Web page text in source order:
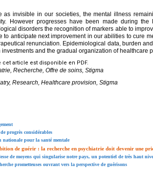
as invisible in our societies, the mental illness
However progresses have been made during
disorders the recognition of markers able to
to anticipate next improvement in our abilities to cure
renunciation. Epidemiological data, burden
and the gradual organization of healthcare
cet article est disponible en PDF.
Recherche, Offre de soins, Stigma
Research, Healthcare provision, Stigma
progrès considérables
nationale pour la santé mentale
de guérir : la recherche en psychiatrie doit devenir une
de moyens qui singularise notre pays, un potentiel de très haut
prometteuses ouvrant vers la perspective de guérisons